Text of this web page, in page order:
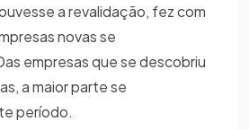
a revalidação, fez com
novas se
empresas que se descobriu
a maior parte se
período.